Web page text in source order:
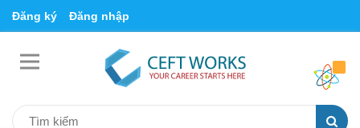
Đăng ký Đăng nhập